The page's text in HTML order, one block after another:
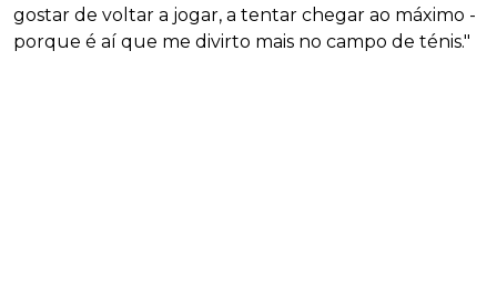
gostar de voltar a jogar, a tentar chegar ao máximo -
porque é aí que me divirto mais no campo de ténis."